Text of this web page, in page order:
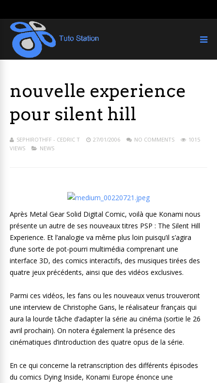
nouvelle experience
pour silent hill
SEPHIROTHFF - CEDRIC T 27/01/2006 NO COMMENTS
1015
VIEWS
NEWS
Après Metal Gear Solid Digital Comic, voilà que Konami nous
présente un autre de ses nouveaux titres PSP : The Silent Hill
Experience. Et l’analogie va même plus loin puisqu’il s’agira
d’une sorte de pot-pourri multimédia comprenant une
interface 3D, des comics interactifs, des musiques tirées des
quatre jeux précédents, ainsi que des vidéos exclusives.
Parmi ces vidéos, les fans ou les nouveaux venus trouveront
une interview de Christophe Gans, le réalisateur français qui
aura la lourde tâche d’adapter la série au cinéma (sortie le 26
avril prochain). On notera également la présence des
cinématiques d’introduction des quatre opus de la série.
En ce qui concerne la retranscription des différents épisodes
du comics Dying Inside, Konami Europe énonce une